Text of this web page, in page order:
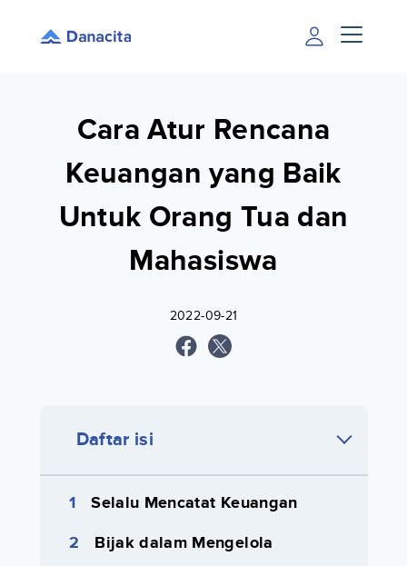
Cara Atur Rencana
Keuangan yang Baik
Untuk Orang Tua dan
Mahasiswa
2022-09-21
Daftar isi
Selalu Mencatat Keuangan
Bijak dalam Mengelola